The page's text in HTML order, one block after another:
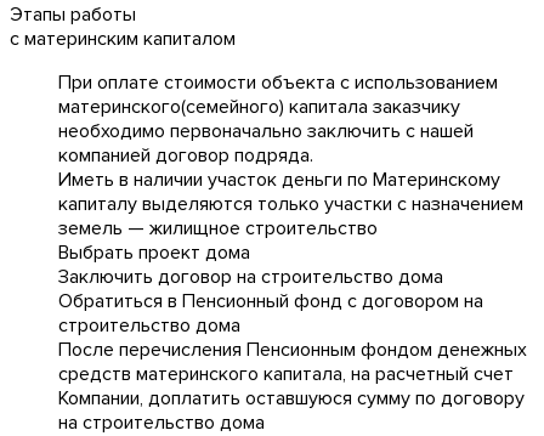
Этапы работы
с материнским капиталом
При оплате стоимости объекта с использованием
материнского(семейного) капитала заказчику
необходимо первоначально заключить с нашей
компанией договор подряда.
Иметь в наличии участок деньги по Материнскому
капиталу выделяются только участки с назначением
земель — жилищное строительство
Выбрать проект дома
Заключить договор на строительство дома
Обратиться в Пенсионный фонд с договором на
строительство дома
После перечисления Пенсионным фондом денежных
средств материнского капитала, на расчетный счет
Компании, доплатить оставшуюся сумму по договору
на строительство дома